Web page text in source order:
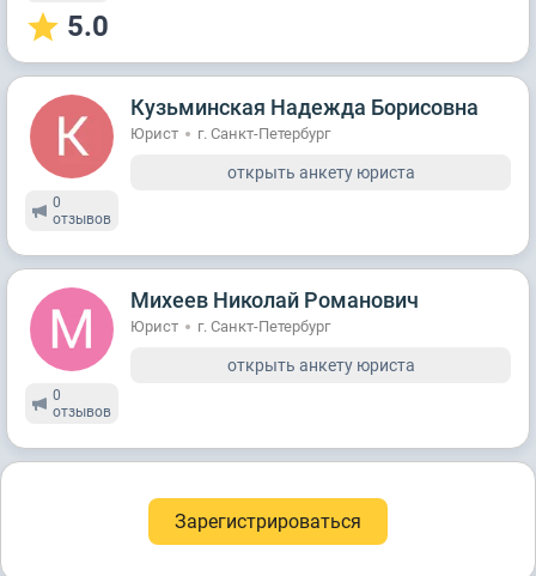
5.0
0
отзывов
Кузьминская Надежда Борисовна
Юрист г. Санкт-Петербург
открыть анкету юриста
0
отзывов
Михеев Николай Романович
Юрист г. Санкт-Петербург
открыть анкету юриста
Зарегистрироваться